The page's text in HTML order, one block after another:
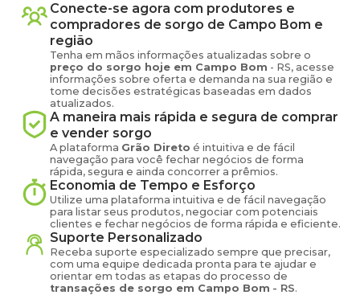
Conecte-se agora com produtores e
compradores de sorgo de Campo Bom e
região
Tenha em mãos informações atualizadas sobre o
preço do sorgo hoje em Campo Bom - RS, acesse
informações sobre oferta e demanda na sua região e
tome decisões estratégicas baseadas em dados
atualizados.
A maneira mais rápida e segura de comprar
e vender sorgo
A plataforma Grão Direto é intuitiva e de fácil
navegação para você fechar negócios de forma
rápida, segura e ainda concorrer a prêmios.
Economia de Tempo e Esforço
Utilize uma plataforma intuitiva e de fácil navegação
para listar seus produtos, negociar com potenciais
clientes e fechar negócios de forma rápida e eficiente.
Suporte Personalizado
Receba suporte especializado sempre que precisar,
com uma equipe dedicada pronta para te ajudar e
orientar em todas as etapas do processo de
transações de sorgo em Campo Bom - RS.